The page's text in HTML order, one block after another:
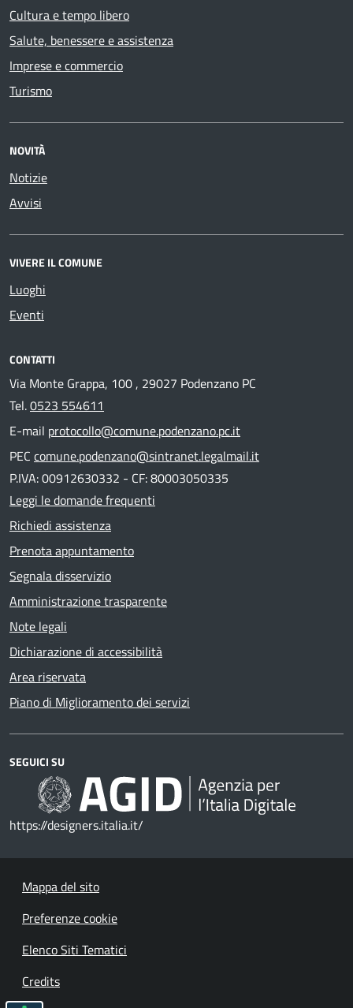
Cultura e tempo libero
Salute, benessere e assistenza
Imprese e commercio
Turismo
NOVITÀ
Notizie
Avvisi
VIVERE IL COMUNE
Luoghi
Eventi
CONTATTI
Via Monte Grappa, 100 , 29027 Podenzano PC
Tel.0523 554611
E-mail protocollo@comune.podenzano.pc.it
PEC comune.podenzano@sintranet.legalmail.it
P.IVA: 00912630332 - CF: 80003050335
Leggi le domande frequenti
Richiedi assistenza
Prenota appuntamento
Segnala disservizio
Amministrazione trasparente
Note legali
Dichiarazione di accessibilità
Area riservata
Piano di Miglioramento dei servizi
SEGUICI SU
https://designers.italia.it/
Mappa del sito
Preferenze cookie
Elenco Siti Tematici
Credits